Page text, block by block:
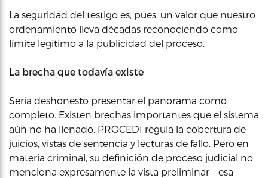
La seguridad del testigo es, pues, un valor que nuestro
ordenamiento lleva décadas reconociendo como
límite legítimo a la publicidad del proceso.
La brecha que todavía existe
Sería deshonesto presentar el panorama como
completo. Existen brechas importantes que el sistema
aún no ha llenado. PROCEDI regula la cobertura de
juicios, vistas de sentencia y lecturas de fallo. Pero en
materia criminal, su definición de proceso judicial no
menciona expresamente la vista preliminar —esa